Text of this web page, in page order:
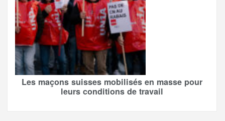
Les maçons suisses mobilisés en masse pour
leurs conditions de travail